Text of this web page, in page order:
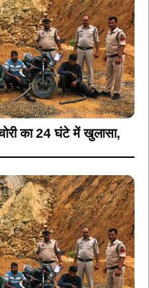
का 24 घंटे में खुलासा,